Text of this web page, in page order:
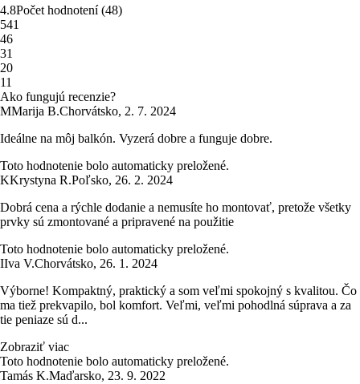
4.8Počet hodnotení(48)
541
46
31
20
11
Ako fungujú recenzie?
MMarija B.Chorvátsko, 2. 7. 2024
Ideálne na môj balkón. Vyzerá dobre a funguje dobre.
Toto hodnotenie bolo automaticky preložené.
KKrystyna R.Poľsko, 26. 2. 2024
Dobrá cena a rýchle dodanie a nemusíte ho montovať, pretože všetky
prvky sú zmontované a pripravené na použitie
Toto hodnotenie bolo automaticky preložené.
IIva V.Chorvátsko, 26. 1. 2024
Výborne! Kompaktný, praktický a som veľmi spokojný s kvalitou. Čo
ma tiež prekvapilo, bol komfort. Veľmi, veľmi pohodlná súprava a za
tie peniaze sú d...
Zobraziť viac
Toto hodnotenie bolo automaticky preložené.
Tamás K.Maďarsko, 23. 9. 2022